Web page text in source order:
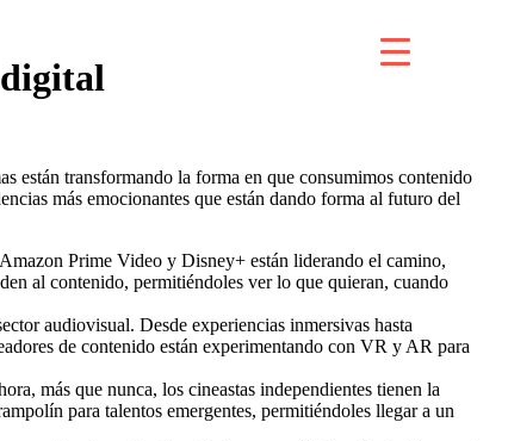
están transformando la forma en que consumimos contenido
más emocionantes que están dando forma al futuro del
Prime Video y Disney+ están liderando el camino,
al contenido, permitiéndoles ver lo que quieran, cuando
audiovisual. Desde experiencias inmersivas hasta
de contenido están experimentando con VR y AR para
más que nunca, los cineastas independientes tienen la
para talentos emergentes, permitiéndoles llegar a un